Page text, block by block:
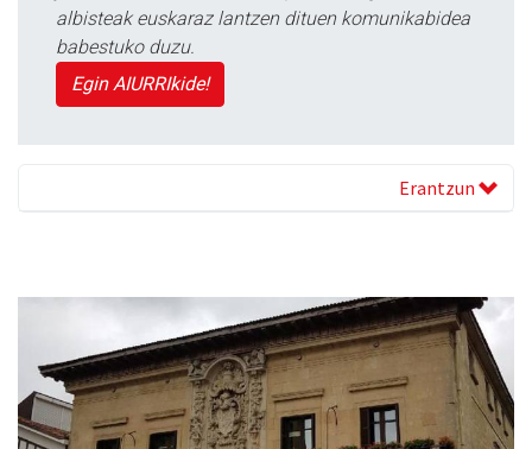
albisteak euskaraz lantzen dituen komunikabidea
babestuko duzu.
Egin AIURRIkide!
Erantzun